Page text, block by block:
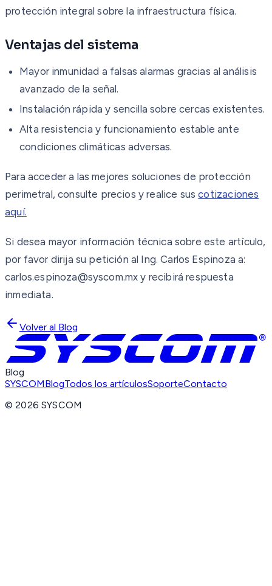
protección integral sobre la infraestructura física.
Ventajas del sistema
Mayor inmunidad a falsas alarmas gracias al análisis
avanzado de la señal.
Instalación rápida y sencilla sobre cercas existentes.
Alta resistencia y funcionamiento estable ante
condiciones climáticas adversas.
Para acceder a las mejores soluciones de protección
perimetral, consulte precios y realice suscotizaciones
aquí.
Si desea mayor información técnica sobre este artículo,
por favor dirija su petición al Ing. Carlos Espinoza a:
carlos.espinoza@syscom.mx y recibirá respuesta
inmediata.
Volver al Blog
Blog
SYSCOMBlogTodos los artículosSoporteContacto
©2026 SYSCOM